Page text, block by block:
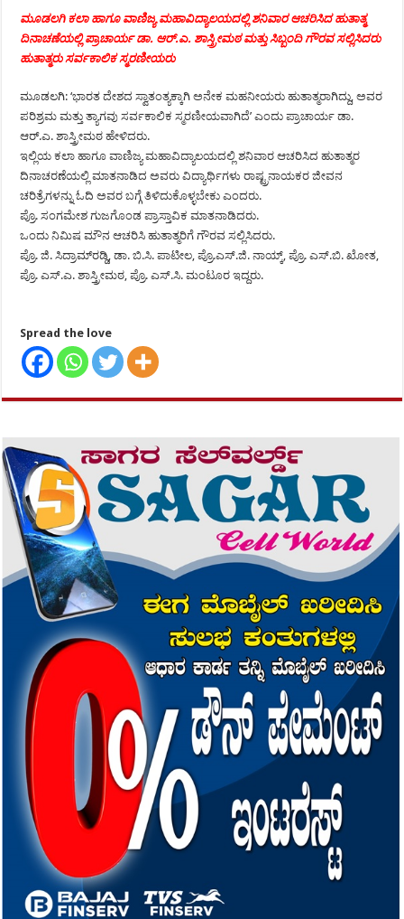
ಮೂಡಲಗಿ ಕಲಾ ಹಾಗೂ ವಾಣಿಜ್ಯ ಮಹಾವಿದ್ಯಾಲಯದಲ್ಲಿ ಶನಿವಾರ ಆಚರಿಸಿದ ಹುತಾತ್ಮ
ದಿನಾಚಣೆಯಲ್ಲಿ ಪ್ರಾಚಾರ್ಯ ಡಾ. ಆರ್.ಎ. ಶಾಸ್ತ್ರೀಮಠ ಮತ್ತು ಸಿಬ್ಬಂದಿ ಗೌರವ ಸಲ್ಲಿಸಿದರು
ಹುತಾತ್ಮರು ಸರ್ವಕಾಲಿಕ ಸ್ಮರಣೀಯರು
ಮೂಡಲಗಿ: ‘ಭಾರತ ದೇಶದ ಸ್ವಾತಂತ್ಯಕ್ಕಾಗಿ ಅನೇಕ ಮಹನೀಯರು ಹುತಾತ್ಮರಾಗಿದ್ದು, ಅವರ
ಪರಿಶ್ರಮ ಮತ್ತು ತ್ಯಾಗವು ಸರ್ವಕಾಲಿಕ ಸ್ಮರಣೀಯವಾಗಿದೆ’ ಎಂದು ಪ್ರಾಚಾರ್ಯ ಡಾ.
ಆರ್.ಎ. ಶಾಸ್ತ್ರೀಮಠ ಹೇಳಿದರು.
ಇಲ್ಲಿಯ ಕಲಾ ಹಾಗೂ ವಾಣಿಜ್ಯ ಮಹಾವಿದ್ಯಾಲಯದಲ್ಲಿ ಶನಿವಾರ ಆಚರಿಸಿದ ಹುತಾತ್ಮರ
ದಿನಾಚರಣೆಯಲ್ಲಿ ಮಾತನಾಡಿದ ಅವರು ವಿದ್ಯಾರ್ಥಿಗಳು ರಾಷ್ಟ್ರನಾಯಕರ ಜೀವನ
ಚರಿತ್ರೆಗಳನ್ನು ಓದಿ ಅವರ ಬಗ್ಗೆ ತಿಳಿದುಕೊಳ್ಳಬೇಕು ಎಂದರು.
ಪ್ರೊ. ಸಂಗಮೇಶ ಗುಜಗೊಂಡ ಪ್ರಾಸ್ತಾವಿಕ ಮಾತನಾಡಿದರು.
ಒಂದು ನಿಮಿಷ ಮೌನ ಆಚರಿಸಿ ಹುತಾತ್ಮರಿಗೆ ಗೌರವ ಸಲ್ಲಿಸಿದರು.
ಪ್ರೊ. ಜಿ. ಸಿದ್ರಾಮ್‍ರಡ್ಡಿ, ಡಾ. ಬಿ.ಸಿ. ಪಾಟೀಲ, ಪ್ರೊ.ಎಸ್.ಜಿ. ನಾಯ್ಕ್, ಪ್ರೊ. ಎಸ್.ಬಿ. ಖೋತ,
ಪ್ರೊ. ಎಸ್.ಎ. ಶಾಸ್ತ್ರೀಮಠ, ಪ್ರೊ. ಎಸ್.ಸಿ. ಮಂಟೂರ ಇದ್ದರು.
Spread the love